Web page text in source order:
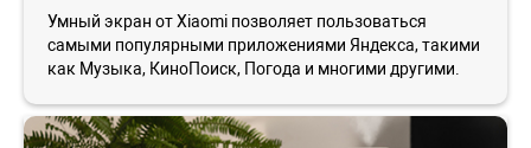
Умный экран от Xiaomi позволяет пользоваться
самыми популярными приложениями Яндекса, такими
как Музыка, КиноПоиск, Погода и многими другими.